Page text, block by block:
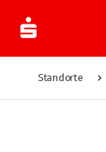
Standorte